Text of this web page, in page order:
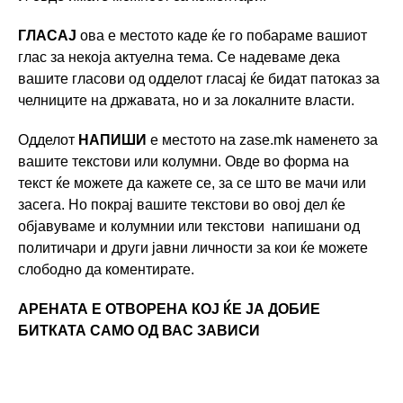
ГЛАСАЈ ова е местото каде ќе го побараме вашиот
глас за некоја актуелна тема. Се надеваме дека
вашите гласови од одделот гласај ќе бидат патоказ за
челниците на државата, но и за локалните власти.
Одделот НАПИШИ е местото на zase.mk наменето за
вашите текстови или колумни. Овде во форма на
текст ќе можете да кажете се, за се што ве мачи или
засега. Но покрај вaшите текстови во овој дел ќе
објавуваме и колумнии или текстови напишани од
политичари и други јавни личности за кои ќе можете
слободно да коментирате.
АРЕНАТА Е ОТВОРЕНА КОЈ ЌЕ ЈА ДОБИЕ
БИТКАТА САМО ОД ВАС ЗАВИСИ